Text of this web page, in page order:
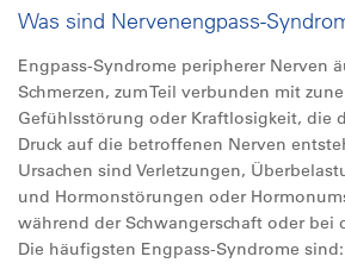
Was sind Nervenengpass-
Engpass-Syndrome peripherer Nerven
Schmerzen, zum Teil verbunden mit
Gefühlsstörung oder Kraftlosigkeit, die
Druck auf die betroffenen Nerven
Ursachen sind Verletzungen,
und Hormonstörungen oder
während der Schwangerschaft oder bei
Die häufigsten Engpass-Syndrome sind: